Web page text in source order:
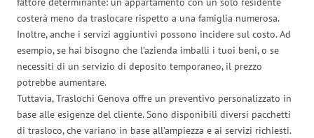
costerà meno da traslocare rispetto a una famiglia numerosa.
Inoltre, anche i servizi aggiuntivi possono incidere sul costo. Ad
esempio, se hai bisogno che l’azienda imballi i tuoi beni, o se
necessiti di un servizio di deposito temporaneo, il prezzo
potrebbe aumentare.
Tuttavia, Traslochi Genova offre un preventivo personalizzato in
base alle esigenze del cliente. Sono disponibili diversi pacchetti
di trasloco, che variano in base all’ampiezza e ai servizi richiesti.